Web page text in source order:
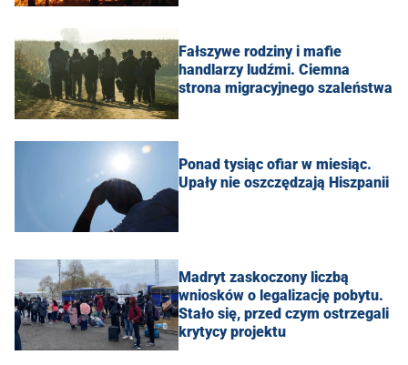
Fałszywe rodziny i mafie
handlarzy ludźmi. Ciemna
strona migracyjnego szaleństwa
Ponad tysiąc ofiar w miesiąc.
Upały nie oszczędzają Hiszpanii
Madryt zaskoczony liczbą
wniosków o legalizację pobytu.
Stało się, przed czym ostrzegali
krytycy projektu